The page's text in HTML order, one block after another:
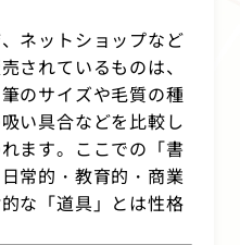
ネットショップなど
されているものは、
のサイズや毛質の種
い具合などを比較し
ます。ここでの「書
常的・教育的・商業
な「道具」とは性格